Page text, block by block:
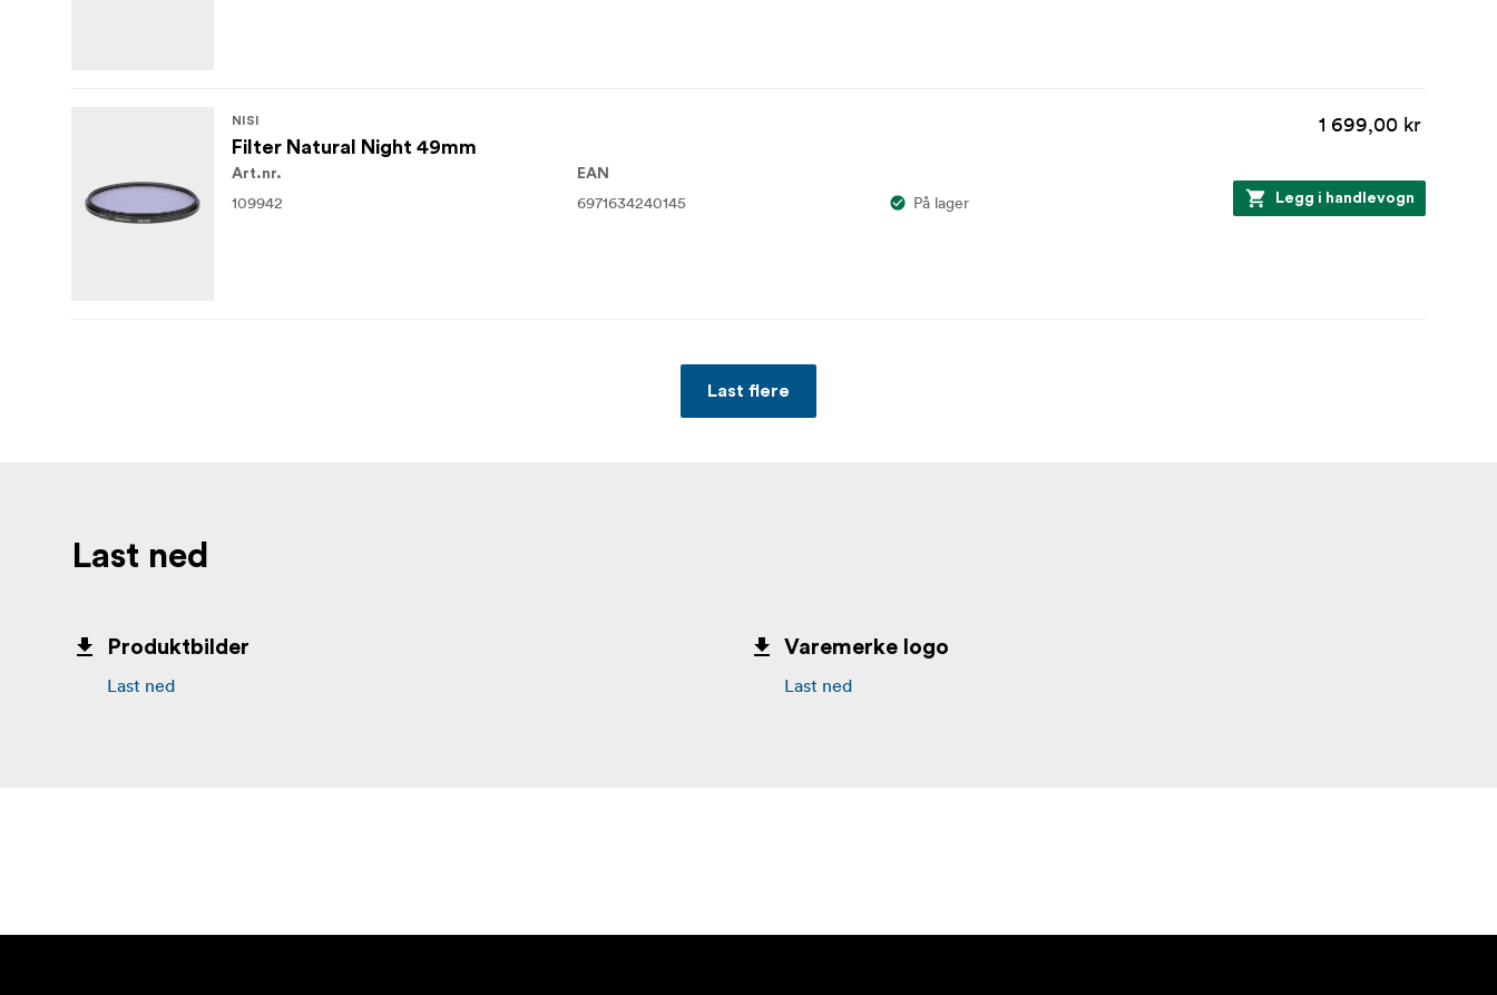
NISI
Filter Natural Night 49mm
1 699,00 kr
Art.nr.
109942
EAN
6971634240145 På lager Legg i handlevogn
Last flere
Last ned
Produktbilder
Last ned
Varemerke logo
Last ned